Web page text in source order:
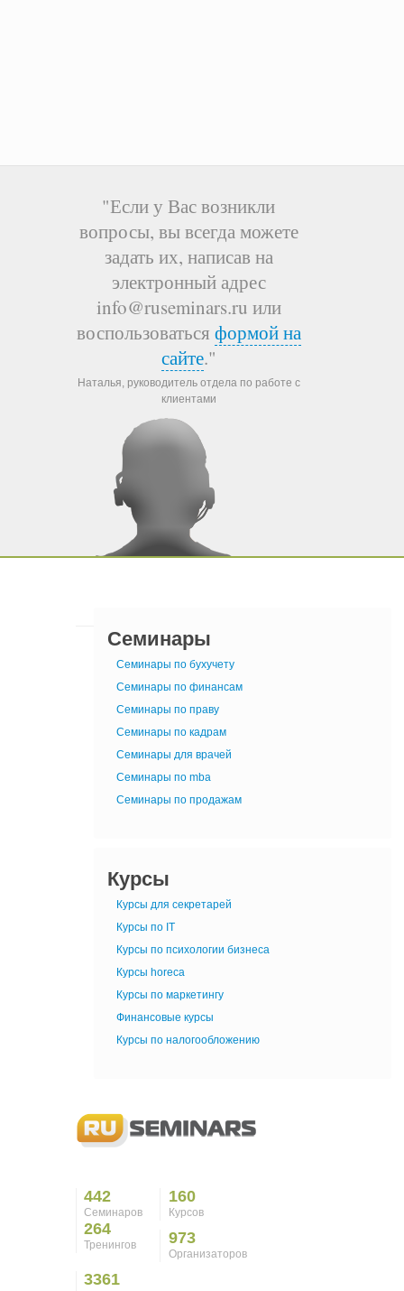
"Если у Вас возникли
вопросы, вы всегда можете
задать их, написав на
электронный адрес
info@ruseminars.ru или
воспользоваться формой на
сайте."
Наталья, руководитель отдела по работе с
клиентами
Семинары
Семинары по бухучету
Семинары по финансам
Семинары по праву
Семинары по кадрам
Семинары для врачей
Семинары по mba
Семинары по продажам
Курсы
Курсы для секретарей
Курсы по IT
Курсы по психологии бизнеса
Курсы horeca
Курсы по маркетингу
Финансовые курсы
Курсы по налогообложению
442
Семинаров
160
Курсов
264
Тренингов 973
Организаторов
3361